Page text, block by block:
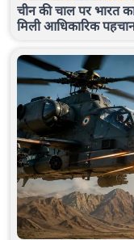
चीन की चाल पर भारत
मिली आधिकारिक